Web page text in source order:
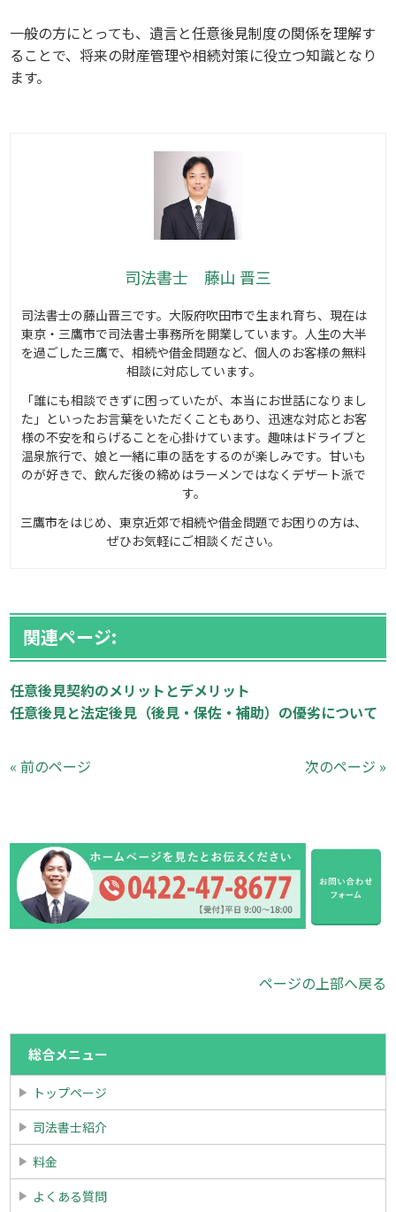
一般の方にとっても、遺言と任意後見制度の関係を理解す
ることで、将来の財産管理や相続対策に役立つ知識となり
ます。
司法書士 藤山 晋三
司法書士の藤山晋三です。大阪府吹田市で生まれ育ち、現在は
東京・三鷹市で司法書士事務所を開業しています。人生の大半
を過ごした三鷹で、相続や借金問題など、個人のお客様の無料
相談に対応しています。
「誰にも相談できずに困っていたが、本当にお世話になりまし
た」といったお言葉をいただくこともあり、迅速な対応とお客
様の不安を和らげることを心掛けています。趣味はドライブと
温泉旅行で、娘と一緒に車の話をするのが楽しみです。甘いも
のが好きで、飲んだ後の締めはラーメンではなくデザート派で
す。
三鷹市をはじめ、東京近郊で相続や借金問題でお困りの方は、
ぜひお気軽にご相談ください。
関連ページ:
任意後見契約のメリットとデメリット
任意後見と法定後見（後見・保佐・補助）の優劣について
« 前のページ 次のページ »
ページの上部へ戻る
総合メニュー
トップページ
司法書士紹介
料金
よくある質問